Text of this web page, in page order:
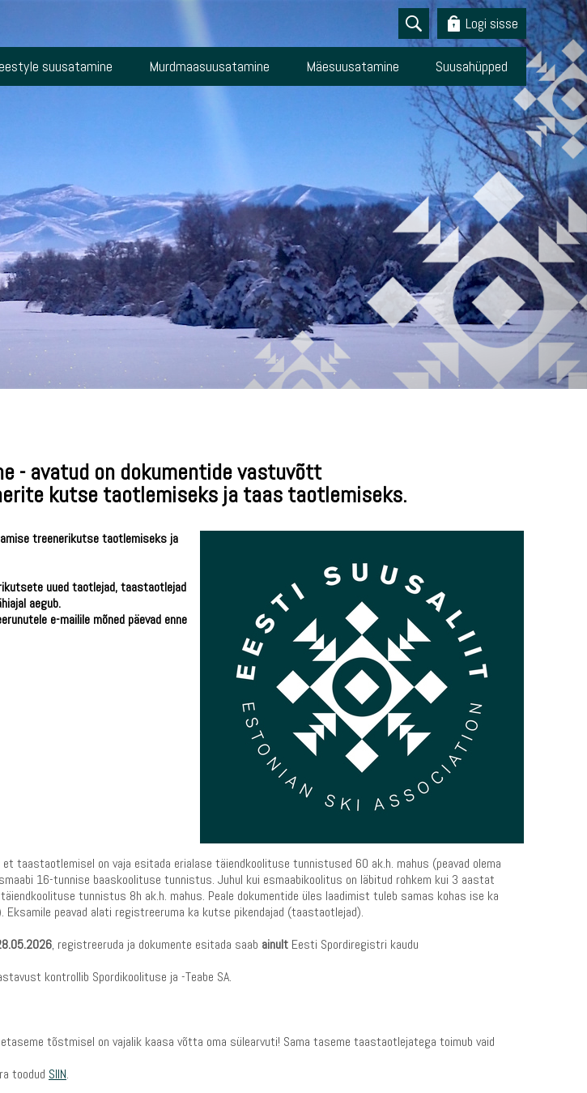
Logi sisse
suusatamine Murdmaasuusatamine Mäesuusatamine Suusahüpped
- avatud on dokumentide vastuvõtt
kutse taotlemiseks ja taas taotlemiseks.
treenerikutse taotlemiseks ja
uued taotlejad, taastaotlejad
aegub.
e-mailile mõned päevad enne
et taastaotlemisel on vaja esitada erialase täiendkoolituse tunnistused 60 ak.h. mahus (peavad olema
16-tunnise baaskoolituse tunnistus. Juhul kui esmaabikoolitus on läbitud rohkem kui 3 aastat
tunnistus 8h ak.h. mahus. Peale dokumentide üles laadimist tuleb samas kohas ise ka
peavad alati registreeruma ka kutse pikendajad (taastaotlejad).
, registreeruda ja dokumente esitada saab ainult Eesti Spordiregistri kaudu
kontrollib Spordikoolituse ja -Teabe SA.
tõstmisel on vajalik kaasa võtta oma sülearvuti! Sama taseme taastaotlejatega toimub vaid
toodud SIIN.